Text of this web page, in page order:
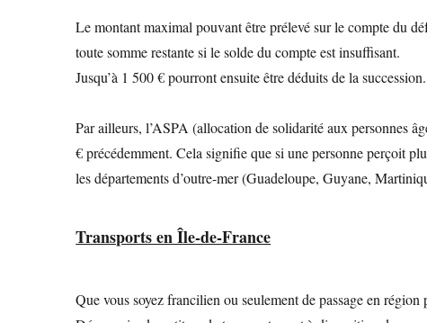
Le montant maximal pouvant être prélevé sur le compte du
toute somme restante si le solde du compte est insuffisant.
Jusqu’à 1 500 € pourront ensuite être déduits de la succession.
Par ailleurs, l’ASPA (allocation de solidarité aux personnes
€ précédemment. Cela signifie que si une personne perçoit
les départements d’outre-mer (Guadeloupe, Guyane,
Transports en Île-de-France
Que vous soyez francilien ou seulement de passage en